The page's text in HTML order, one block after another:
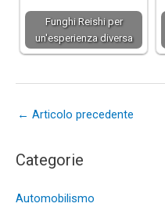
Funghi Reishi per
un'esperienza diversa
← Articolo precedente
Categorie
Automobilismo